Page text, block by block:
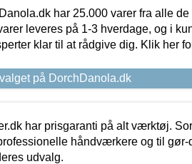
har 25.000 varer fra alle
leveres på 1-3 hverdage, og i
klar til at rådgive dig. Klik her
på DorchDanola.dk
har prisgaranti på alt værktøj.
håndværkere og til gør-
udvalg.